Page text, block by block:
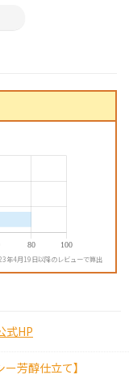
年4月19日以降のレビューで算出
式HP
芳醇仕立て】